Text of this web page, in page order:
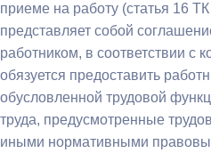
приеме на работу (статья 16
представляет собой
работником, в соответствии с
обязуется предоставить
обусловленной трудовой
труда, предусмотренные
иными нормативными